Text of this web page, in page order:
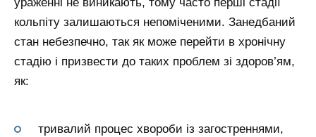
кольпіту залишаються непоміченими. Занедбаний
стан небезпечно, так як може перейти в хронічну
стадію і призвести до таких проблем зі здоров’ям,
як:
тривалий процес хвороби із загостреннями,